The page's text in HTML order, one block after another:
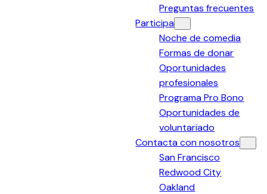
Preguntas frecuentes
Participa
Noche de comedia
Formas de donar
Oportunidades
profesionales
Programa Pro Bono
Oportunidades de
voluntariado
Contacta con nosotros
San Francisco
Redwood City
Oakland